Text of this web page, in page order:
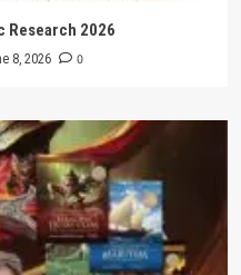
Research 2026
8, 2026 0